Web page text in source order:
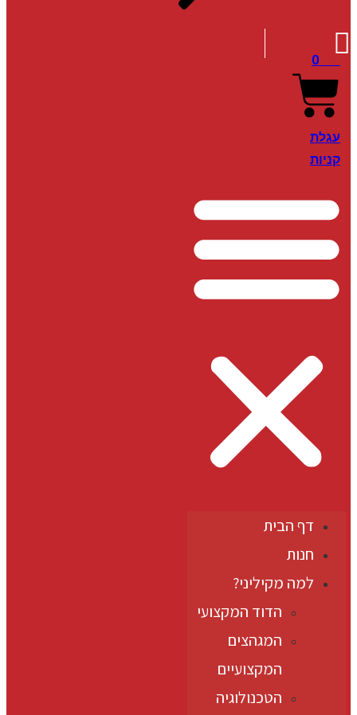
0
עגלת
קניות
דף הבית
חנות
למה מקיליני?
הדוד המקצועי
המגהצים
המקצועיים
הטכנולוגיה